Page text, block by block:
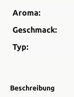
Aroma:
Geschmack:
Typ:
Beschreibung